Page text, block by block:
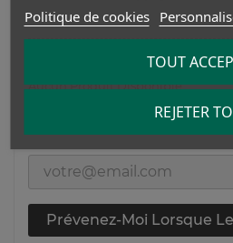
Aucun Produit Disponible
Prévenez-Moi Lorsque
Politique de cookies
REJETER
TOUT